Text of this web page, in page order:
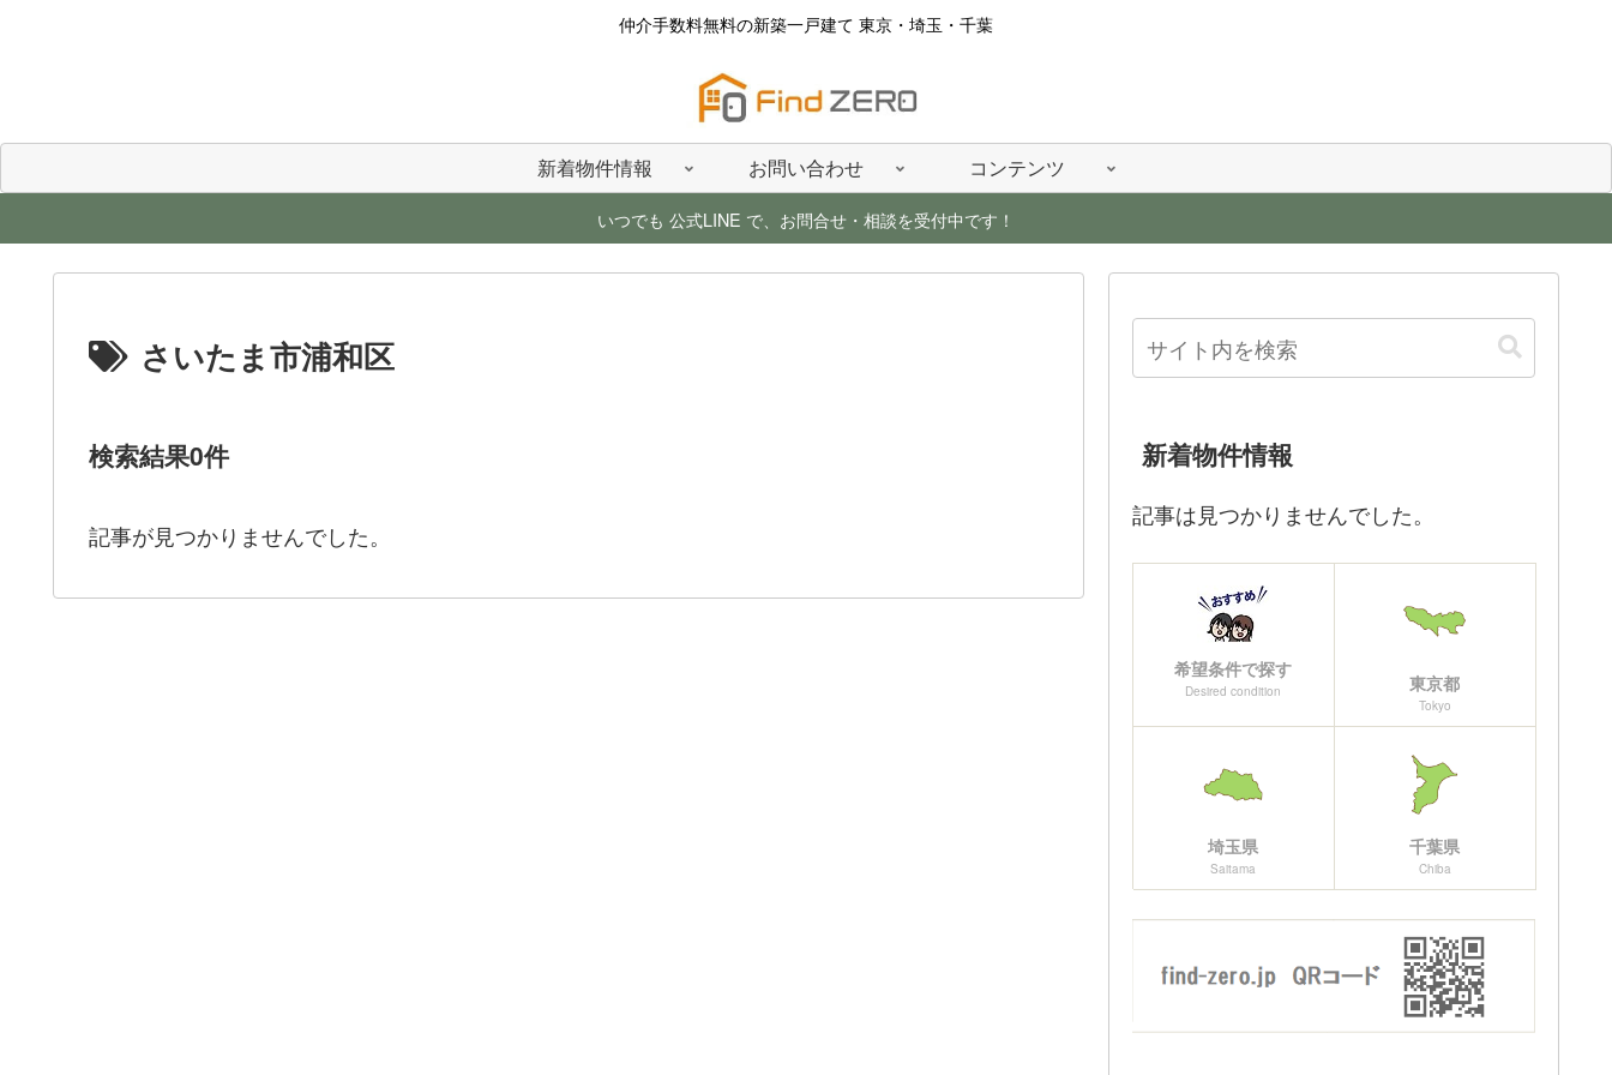
仲介手数料無料の新築一戸建て 東京・埼玉・千葉
新着物件情報 お問い合わせ コンテンツ
いつでも 公式LINE で、お問合せ・相談を受付中です！
さいたま市浦和区
検索結果0件
記事が見つかりませんでした。
新着物件情報
記事は見つかりませんでした。
希望条件で探す
Desired condition 東京都
Tokyo
埼玉県
Saitama
千葉県
Chiba